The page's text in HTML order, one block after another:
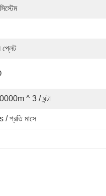
প্লেট
^ 3 / ঘন্টা
প্রতি মাসে